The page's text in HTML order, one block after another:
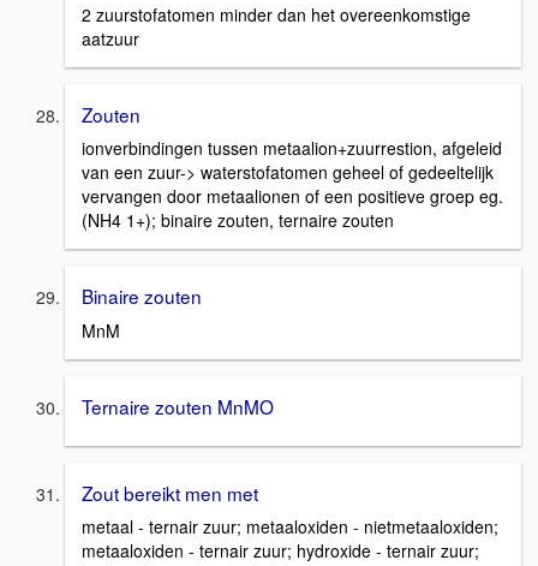
2 zuurstofatomen minder dan het overeenkomstige
aatzuur
Zouten
ionverbindingen tussen metaalion+zuurrestion, afgeleid
van een zuur-> waterstofatomen geheel of gedeeltelijk
vervangen door metaalionen of een positieve groep eg.
(NH4 1+); binaire zouten, ternaire zouten
Binaire zouten
MnM
Ternaire zouten MnMO
Zout bereikt men met
metaal - ternair zuur; metaaloxiden - nietmetaaloxiden;
metaaloxiden - ternair zuur; hydroxide - ternair zuur;